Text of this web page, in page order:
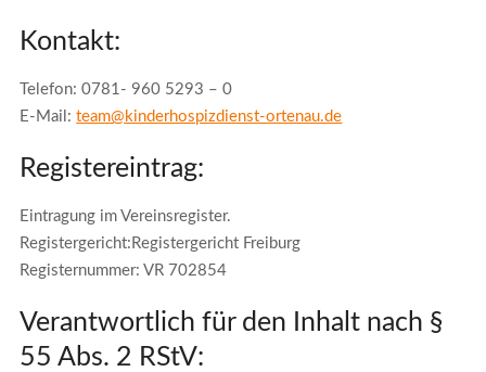
Kontakt:
Telefon: 0781- 960 5293 – 0
E-Mail:team@kinderhospizdienst-ortenau.de
Registereintrag:
Eintragung im Vereinsregister.
Registergericht:Registergericht Freiburg
Registernummer: VR 702854
Verantwortlich für den Inhalt nach §
55 Abs. 2 RStV: